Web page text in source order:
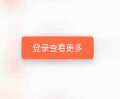
登录查看更多